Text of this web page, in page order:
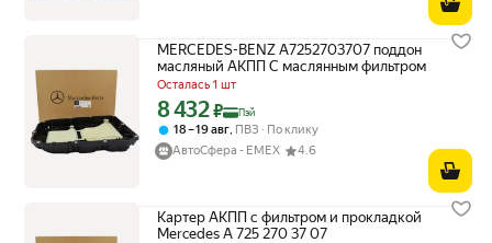
MERCEDES-BENZ A7252703707 поддон
масляный АКПП С маслянным фильтром
Осталась 1 шт
Цена с картой Яндекс Пэй 8432 ₽ вместо
8 432₽ Пэй
18 – 19 авг, ПВЗ
По клику
АвтоСфера - ЕМЕХ
4.6
Картер АКПП с фильтром и прокладкой
Mercedes A 725 270 37 07